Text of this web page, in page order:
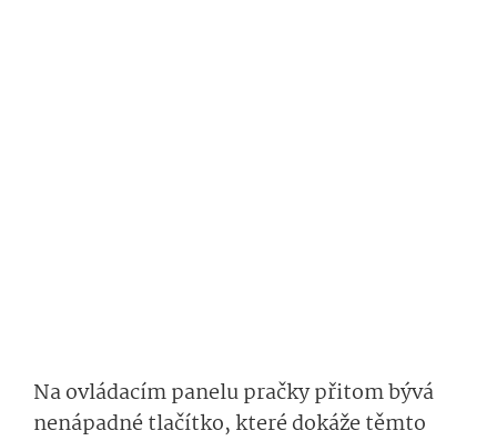
Na ovládacím panelu pračky přitom bývá
nenápadné tlačítko, které dokáže těmto